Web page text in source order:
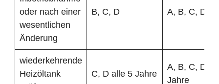
oder nach einer
wesentlichen
Änderung
B, C, D A, B, C, D
wiederkehrende
Heizöltank
C, D alle 5 Jahre
A, B, C, D
Jahre